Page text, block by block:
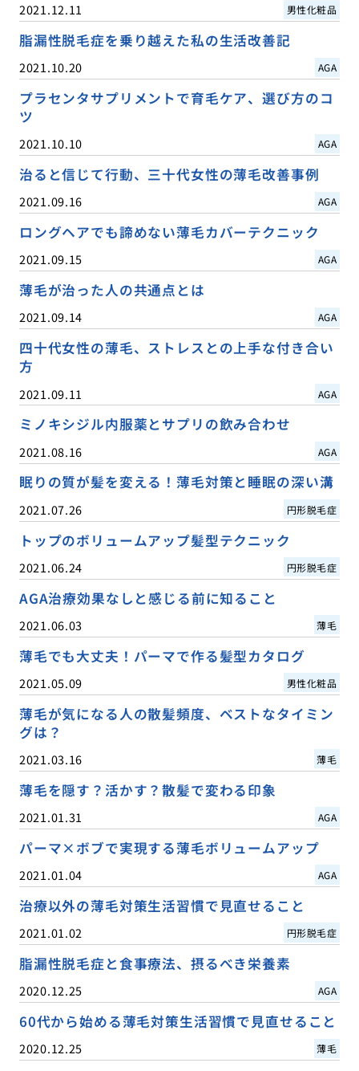
2021.12.11 男性化粧品
脂漏性脱毛症を乗り越えた私の生活改善記
2021.10.20 AGA
プラセンタサプリメントで育毛ケア、選び方のコ
ツ
2021.10.10 AGA
治ると信じて行動、三十代女性の薄毛改善事例
2021.09.16 AGA
ロングヘアでも諦めない薄毛カバーテクニック
2021.09.15 AGA
薄毛が治った人の共通点とは
2021.09.14 AGA
四十代女性の薄毛、ストレスとの上手な付き合い
方
2021.09.11 AGA
ミノキシジル内服薬とサプリの飲み合わせ
2021.08.16 AGA
眠りの質が髪を変える！薄毛対策と睡眠の深い溝
2021.07.26 円形脱毛症
トップのボリュームアップ髪型テクニック
2021.06.24 円形脱毛症
AGA治療効果なしと感じる前に知ること
2021.06.03 薄毛
薄毛でも大丈夫！パーマで作る髪型カタログ
2021.05.09 男性化粧品
薄毛が気になる人の散髪頻度、ベストなタイミン
グは？
2021.03.16 薄毛
薄毛を隠す？活かす？散髪で変わる印象
2021.01.31 AGA
パーマ×ボブで実現する薄毛ボリュームアップ
2021.01.04 AGA
治療以外の薄毛対策生活習慣で見直せること
2021.01.02 円形脱毛症
脂漏性脱毛症と食事療法、摂るべき栄養素
2020.12.25 AGA
60代から始める薄毛対策生活習慣で見直せること
2020.12.25 薄毛